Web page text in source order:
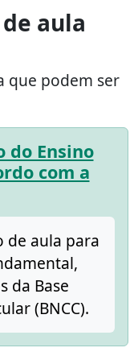
aula
que podem ser
do Ensino
com a
de aula para
da Base
(BNCC).